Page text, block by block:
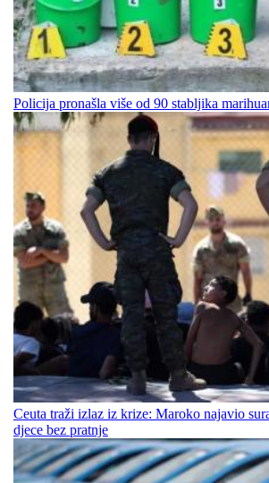
Policija pronašla više od 90 stabljika
Ceuta traži izlaz iz krize: Maroko najavio
djece bez pratnje